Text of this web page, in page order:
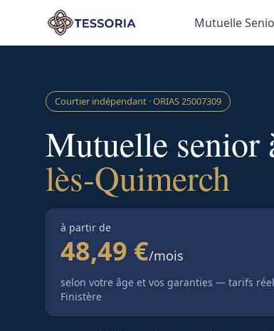
Aller au contenu principal
Mutuelle
Courtier indépendant · ORIAS25007309
Mutuelle senior
lès-Quimerch
à partir de
48,49 €/mois
selon votre âge et vos garanties — tarifs
Finistère